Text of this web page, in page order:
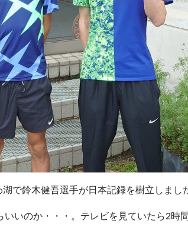
で鈴木健吾選手が日本記録を樹立しまし
いのか・・・。テレビを見ていたら2時